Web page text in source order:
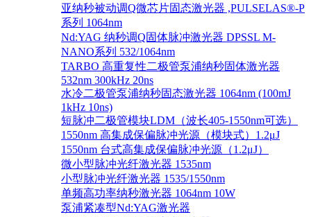
亚纳秒被动调Q微芯片固态激光器 ,PULSELAS®-P
系列 1064nm
Nd:YAG 纳秒调Q固体脉冲激光器 DPSSL M-
NANO系列 532/1064nm
TARBO 高重复性二极管泵浦纳秒固体激光器
532nm 300kHz 20ns
水冷二极管泵浦纳秒固态激光器 1064nm (100mJ
1kHz 10ns)
短脉冲二极管模块LDM（波长405-1550nm可选）
1550nm 高集成保偏脉冲光源（模块式）1.2μJ
1550nm 台式高集成保偏脉冲光源（1.2μJ）
微小型脉冲光纤激光器 1535nm
小型脉冲光纤激光器 1535/1550nm
单频高功率纳秒激光器 1064nm 10W
泵浦紧凑型Nd:YAG激光器